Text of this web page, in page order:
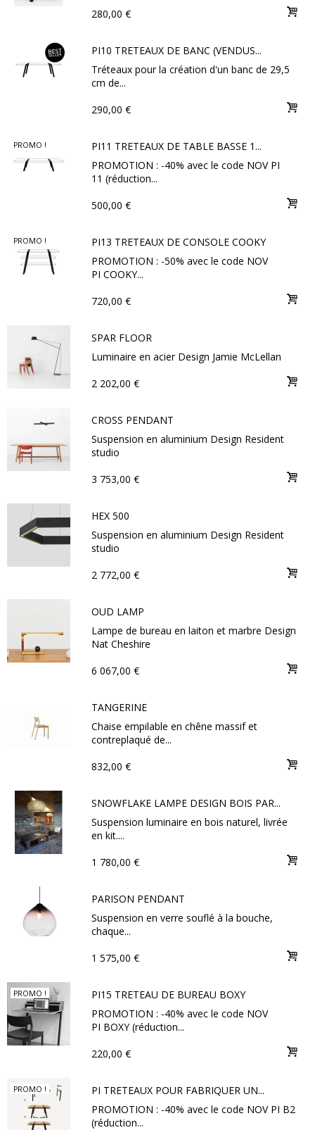
280,00 €
PI10 TRETEAUX DE BANC (VENDUS...
Tréteaux pour la création d'un banc de 29,5
cm de...
290,00 €
PROMO !
PI11 TRETEAUX DE TABLE BASSE 1...
PROMOTION : -40% avec le code NOV PI
11 (réduction...
500,00 €
PROMO !
PI13 TRETEAUX DE CONSOLE COOKY
PROMOTION : -50% avec le code NOV
PI COOKY...
720,00 €
SPAR FLOOR
Luminaire en acier Design Jamie McLellan
2 202,00 €
CROSS PENDANT
Suspension en aluminium Design Resident
studio
3 753,00 €
HEX 500
Suspension en aluminium Design Resident
studio
2 772,00 €
OUD LAMP
Lampe de bureau en laiton et marbre Design
Nat Cheshire
6 067,00 €
TANGERINE
Chaise empilable en chêne massif et
contreplaqué de...
832,00 €
SNOWFLAKE LAMPE DESIGN BOIS PAR...
Suspension luminaire en bois naturel, livrée
en kit....
1 780,00 €
PARISON PENDANT
Suspension en verre souflé à la bouche,
chaque...
1 575,00 €
PROMO !
PI15 TRETEAU DE BUREAU BOXY
PROMOTION : -40% avec le code NOV
PI BOXY (réduction...
220,00 €
PROMO !
PI TRETEAUX POUR FABRIQUER UN...
PROMOTION : -40% avec le code NOV PI B2
(réduction...